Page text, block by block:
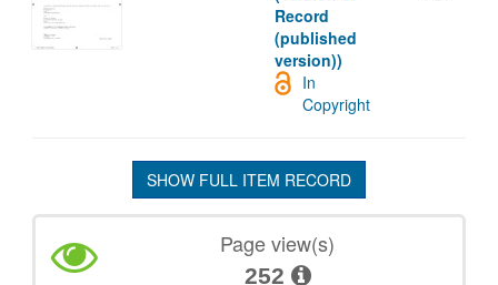
Record
(published
version))
In
Copyright
SHOW FULL ITEM RECORD
Page view(s)
252